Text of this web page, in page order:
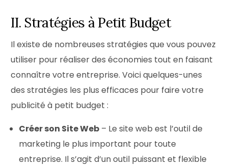
II. Stratégies à Petit Budget
Il existe de nombreuses stratégies que vous pouvez
utiliser pour réaliser des économies tout en faisant
connaître votre entreprise. Voici quelques-unes
des stratégies les plus efficaces pour faire votre
publicité à petit budget :
Créer son Site Web – Le site web est l’outil de
marketing le plus important pour toute
entreprise. Il s’agit d’un outil puissant et flexible